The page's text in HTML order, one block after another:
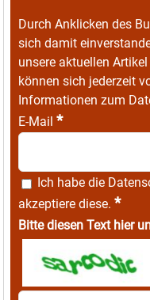
Durch Anklicken des
sich damit
unsere aktuellen
können sich jederzeit
Informationen zum
E-Mail *
Ich habe die
akzeptiere diese. *
Bitte diesen Text hier